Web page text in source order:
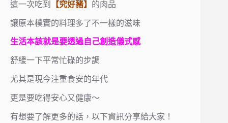
這一次吃到 【究好豬】 的肉品
讓原本樸實的料理多了不一樣的滋味
生活本該就是要透過自己創造儀式感
舒緩一下平常忙碌的步調
尤其是現今注重食安的年代
更是要吃得安心又健康～
有想要了解更多的話，以下資訊分享給大家！